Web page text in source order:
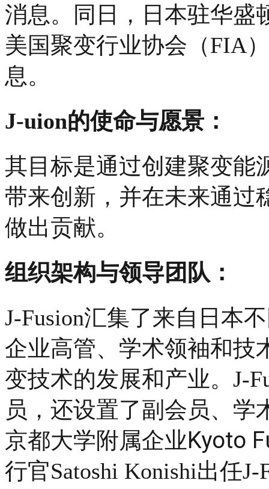
消息。同日， 日本驻华盛
美国聚变行业协会（FIA
息。
J-uion的使命与愿景：
其目标是通过创建聚变能
带来创新，并在未来通过
做出贡献。
组织架构与领导团队：
J-Fusion汇集了来自日本
企业高管、学术领袖和技
变技术的发展和产业。 J-
员，还设置了副会员、学
京都大学附属企业Kyoto
行官Satoshi Konishi出任J-